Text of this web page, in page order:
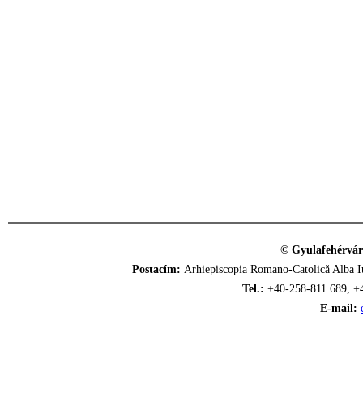
©
Postacím: Arhiepiscopia Romano-Catolică
Tel.: +40-258-811.689,
E-mail: